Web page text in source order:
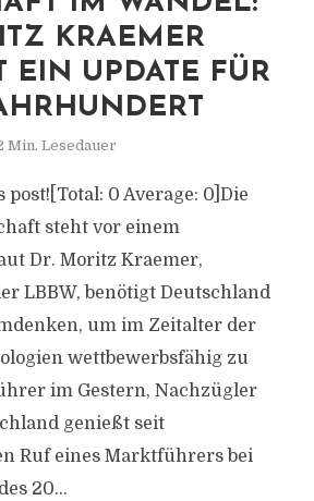
KRAEMER
EIN UPDATE FÜR
Min. Lesedauer
post![Total: 0 Average: 0]Die
steht vor einem
Dr. Moritz Kraemer,
LBBW, benötigt Deutschland
um im Zeitalter der
wettbewerbsfähig zu
im Gestern, Nachzügler
genießt seit
Ruf eines Marktführers bei
20...